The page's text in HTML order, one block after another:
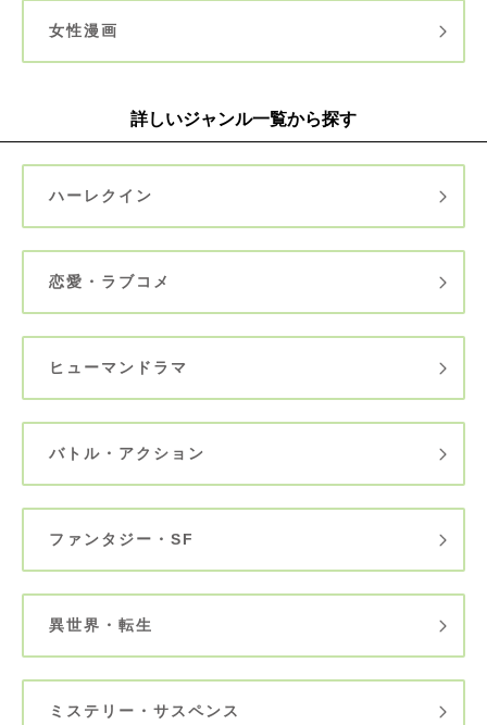
女性漫画
詳しいジャンル一覧から探す
ハーレクイン
恋愛・ラブコメ
ヒューマンドラマ
バトル・アクション
ファンタジー・SF
異世界・転生
ミステリー・サスペンス